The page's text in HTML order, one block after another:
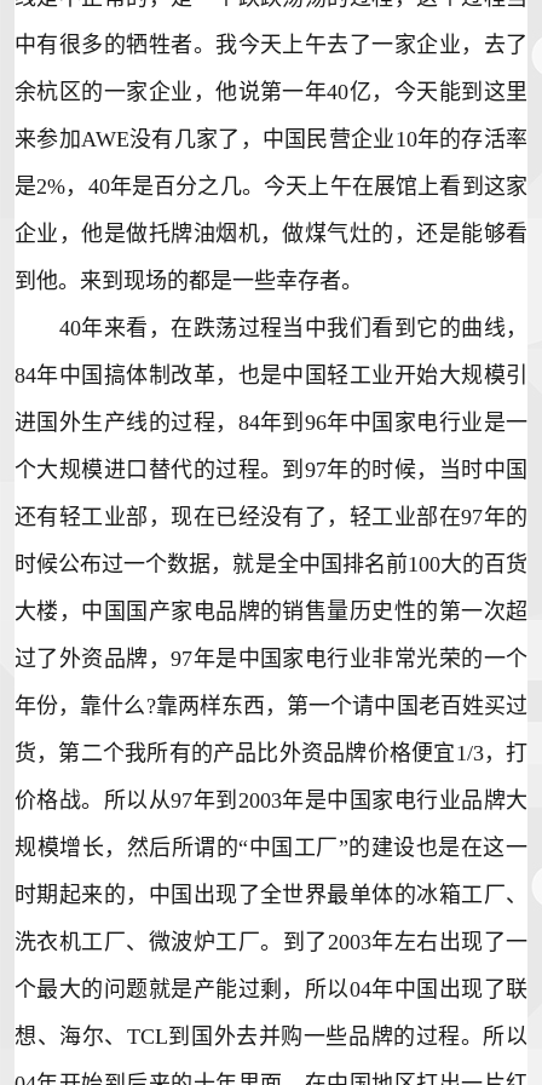
中有很多的牺牲者。我今天上午去了一家企业，去了
余杭区的一家企业，他说第一年40亿，今天能到这里
来参加AWE没有几家了，中国民营企业10年的存活率
是2%，40年是百分之几。今天上午在展馆上看到这家
企业，他是做托牌油烟机，做煤气灶的，还是能够看
到他。来到现场的都是一些幸存者。
40年来看，在跌荡过程当中我们看到它的曲线，
84年中国搞体制改革，也是中国轻工业开始大规模引
进国外生产线的过程，84年到96年中国家电行业是一
个大规模进口替代的过程。到97年的时候，当时中国
还有轻工业部，现在已经没有了，轻工业部在97年的
时候公布过一个数据，就是全中国排名前100大的百货
大楼，中国国产家电品牌的销售量历史性的第一次超
过了外资品牌，97年是中国家电行业非常光荣的一个
年份，靠什么?靠两样东西，第一个请中国老百姓买过
货，第二个我所有的产品比外资品牌价格便宜1/3，打
价格战。所以从97年到2003年是中国家电行业品牌大
规模增长，然后所谓的“中国工厂”的建设也是在这一
时期起来的，中国出现了全世界最单体的冰箱工厂、
洗衣机工厂、微波炉工厂。到了2003年左右出现了一
个最大的问题就是产能过剩，所以04年中国出现了联
想、海尔、TCL到国外去并购一些品牌的过程。所以